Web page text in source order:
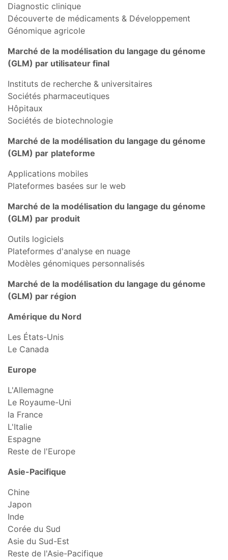
Diagnostic clinique
Découverte de médicaments & Développement
Génomique agricole
Marché de la modélisation du langage du génome
(GLM) par utilisateur final
Instituts de recherche & universitaires
Sociétés pharmaceutiques
Hôpitaux
Sociétés de biotechnologie
Marché de la modélisation du langage du génome
(GLM) par plateforme
Applications mobiles
Plateformes basées sur le web
Marché de la modélisation du langage du génome
(GLM) par produit
Outils logiciels
Plateformes d'analyse en nuage
Modèles génomiques personnalisés
Marché de la modélisation du langage du génome
(GLM) par région
Amérique du Nord
Les États-Unis
Le Canada
Europe
L'Allemagne
Le Royaume-Uni
la France
L'Italie
Espagne
Reste de l'Europe
Asie-Pacifique
Chine
Japon
Inde
Corée du Sud
Asie du Sud-Est
Reste de l'Asie-Pacifique